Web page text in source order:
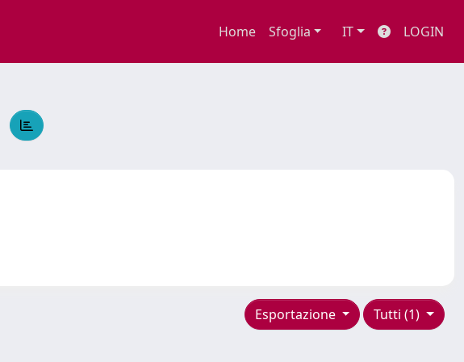
Home Sfoglia IT LOGIN
Tutti (1)
Esportazione